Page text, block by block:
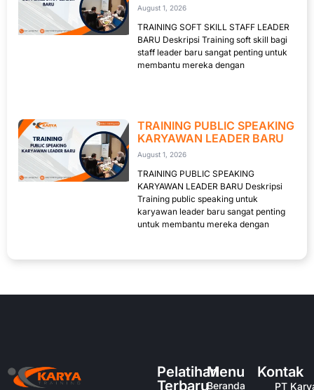
August 1, 2026
TRAINING SOFT SKILL STAFF LEADER
BARU Deskripsi Training soft skill bagi
staff leader baru sangat penting untuk
membantu mereka dengan
TRAINING PUBLIC SPEAKING
KARYAWAN LEADER BARU
August 1, 2026
TRAINING PUBLIC SPEAKING
KARYAWAN LEADER BARU Deskripsi
Training public speaking untuk
karyawan leader baru sangat penting
untuk membantu mereka dengan
Pelatihan
Terbaru
Menu
Beranda
Kontak
PT